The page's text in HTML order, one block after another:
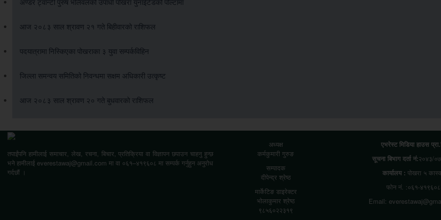
आज २०८३ साल श्रावण २१ गते बिहीवारको राशिफल
पदयात्रामा निस्किएका पोखराका ३ युवा सम्पर्कविहिन
जिल्ला समन्वय समितिको निवन्धमा सक्षम अधिकारी उत्कृष्ट
आज २०८३ साल श्रावण २० गते बुधवारको राशिफल
तपाईंपनि हामीलाई समाचार, लेख, रचना, बिचार, प्रतिक्रिया वा विज्ञापन छपाउन चाहनु हुन्छ
भने हामीलाई everestawaj@gmail.com मा वा ०६१–४१९६०८ मा सम्पर्क गर्नुहुन अनुरोध
गर्दछौं ।
अध्यक्ष
कर्मकुमारी गुरुङ
सम्पादक
दीपेन्द्र श्रेष्ठ
मार्केटिङ डाइरेक्टर
भोलाकुमार श्रेष्ठ
९८५६०२२३१९
एभरेस्ट मिडिया हाउस
सूचना बिभाग दर्ता नं:२०४३/
कार्यालय : पोखरा ५
फोन नं. :०६१-४१९६०८
Email: